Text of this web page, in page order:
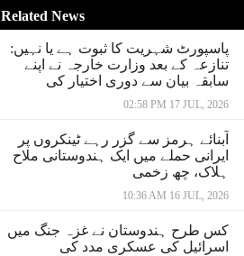
Related News
پاسپورٹ شہریت کا ثبوت ہے یا نہیں:
تنازعہ کے بعد وزارت خارجہ نے اپنے
سابقہ بیان سے دوری اختیار کی
02:58 PM 17 JUL, 2026
آبنائے ہرمز سے گزر رہے ٹینکروں پر
ایرانی حملے میں ایک ہندوستانی ملاح
ہلاک، چھ زخمی
10:36 AM 16 JUL, 2026
کس طرح ہندوستان نے غزہ جنگ میں
اسرائیل کی عسکری مدد کی